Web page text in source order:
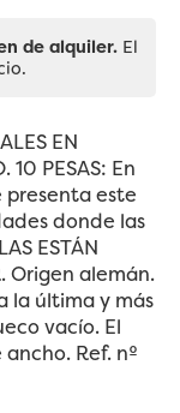
de alquiler. El
EN
10 PESAS: En
presenta este
donde las
ESTÁN
Origen alemán.
la última y más
vacío. El
Ref. nº